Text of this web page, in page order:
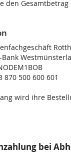
den
Bank
870 500 600 601
wird ihre
bei